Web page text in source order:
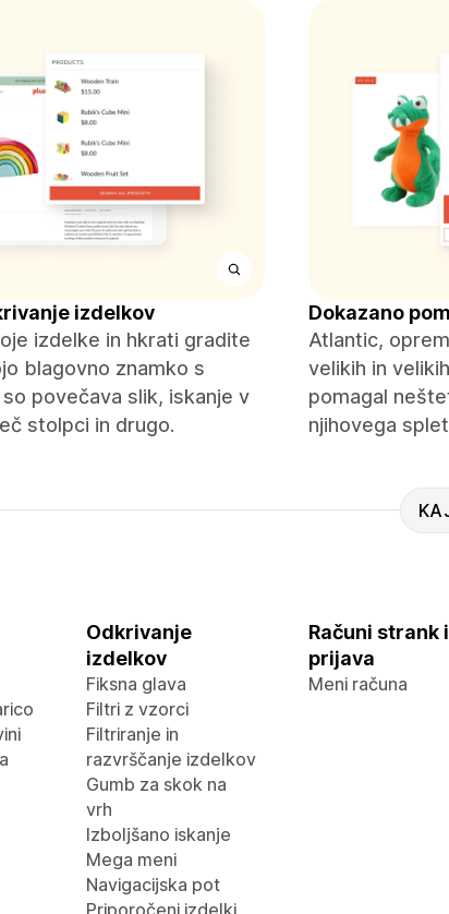
izdelkov
izdelke in hkrati gradite
blagovno znamko s
povečava slik, iskanje v
stolpci in drugo.
Dokazano
Atlantic,
velikih in
pomagal
njihovega
Odkrivanje
izdelkov
Fiksna glava
Filtri z vzorci
Filtriranje in
razvrščanje izdelkov
Gumb za skok na
vrh
Izboljšano iskanje
Mega meni
Navigacijska pot
Priporočeni izdelki
Računi strank
prijava
Meni računa